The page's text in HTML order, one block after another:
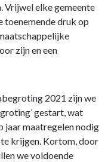
Vrijwel elke gemeente
toenemende druk op
zijn en een
2021 zijn we
gestart, wat
jaar maatregelen nodig
krijgen. Kortom, door
we voldoende